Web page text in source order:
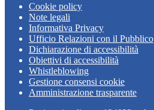
Cookie policy
Note legali
Informativa Privacy
Ufficio Relazioni con il Pubblico
Dichiarazione di accessibilità
Obiettivi di accessibilità
Whistleblowing
Gestione consensi cookie
Amministrazione trasparente